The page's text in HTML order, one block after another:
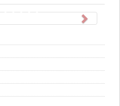
Próximo